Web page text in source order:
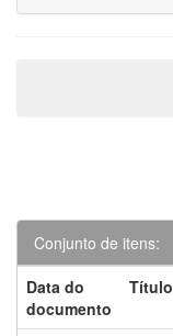
Conjunto de itens:
Data do
documento
Título